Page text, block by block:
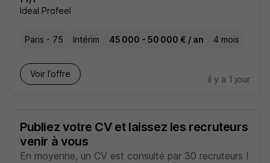
Ideal Profeel
Paris - 75 Intérim 45 000 - 50 000 € / an 4 mois
Voir l’offre
il y a 1 jour
Publiez votre CV et laissez les recruteurs
venir à vous
En moyenne, un CV est consulté par 30 recruteurs !